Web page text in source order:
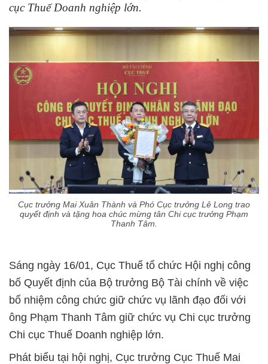
cục Thuế Doanh nghiệp lớn.
Cục trưởng Mai Xuân Thành và Phó Cục trưởng Lê Long trao
quyết định và tặng hoa chúc mừng tân Chi cục trưởng Phạm
Thanh Tâm.
Sáng ngày 16/01, Cục Thuế tổ chức Hội nghị công
bố Quyết định của Bộ trưởng Bộ Tài chính về việc
bổ nhiệm công chức giữ chức vụ lãnh đạo đối với
ông Phạm Thanh Tâm giữ chức vụ Chi cục trưởng
Chi cục Thuế Doanh nghiệp lớn.
Phát biểu tại hội nghị, Cục trưởng Cục Thuế Mai